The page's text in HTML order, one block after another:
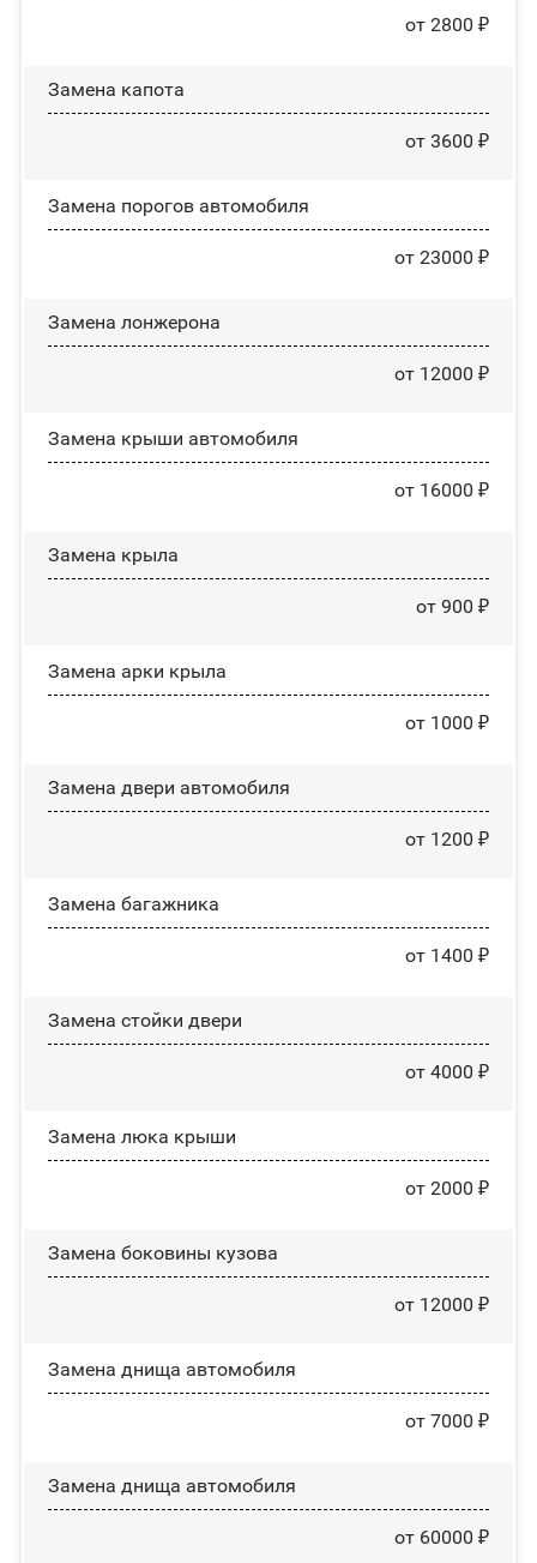
от 2800 ₽
Замена капота
от 3600 ₽
Замена порогов автомобиля
от 23000 ₽
Замена лонжерона
от 12000 ₽
Замена крыши автомобиля
от 16000 ₽
Замена крыла
от 900 ₽
Замена арки крыла
от 1000 ₽
Замена двери автомобиля
от 1200 ₽
Замена багажника
от 1400 ₽
Зaмeнa cтoйĸи двepи
от 4000 ₽
Зaмeнa люĸa ĸpыши
от 2000 ₽
Замена боковины кузова
от 12000 ₽
Замена днища автомобиля
от 7000 ₽
Замена днища автомобиля
от 60000 ₽